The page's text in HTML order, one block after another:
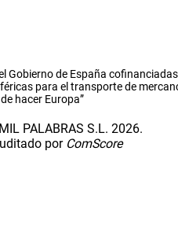
Gobierno de España
para el transporte de
hacer Europa”
PALABRAS S.L. 2026.
por ComScore